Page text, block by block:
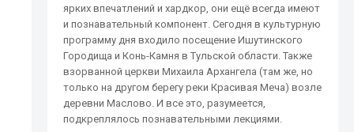
ярких впечатлений и хардкор, они ещё всегда имеют
и познавательный компонент. Сегодня в культурную
программу дня входило посещение Ишутинского
Городища и Конь-Камня в Тульской области. Также
взорванной церкви Михаила Архангела (там же, но
только на другом берегу реки Красивая Меча) возле
деревни Маслово. И все это, разумеется,
подкреплялось познавательными лекциями.